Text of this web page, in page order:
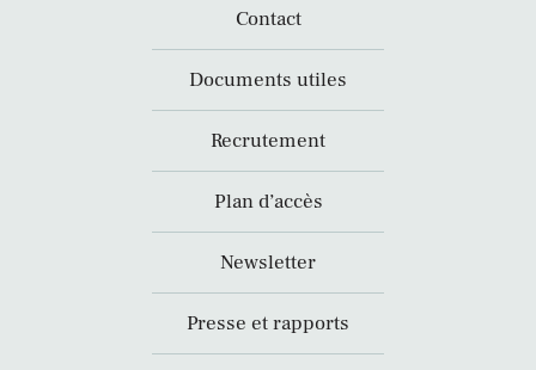
Contact
Documents utiles
Recrutement
Plan d’accès
Newsletter
Presse et rapports